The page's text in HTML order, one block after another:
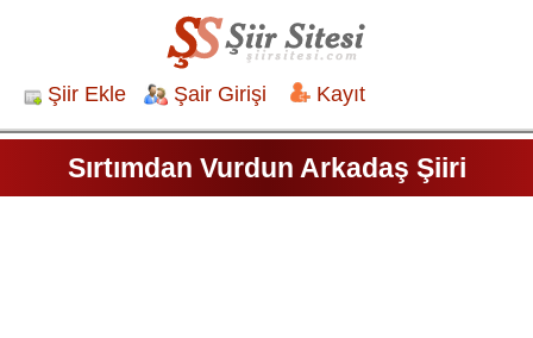
Şiir Ekle Şair Girişi Kayıt
Sırtımdan Vurdun Arkadaş Şiiri